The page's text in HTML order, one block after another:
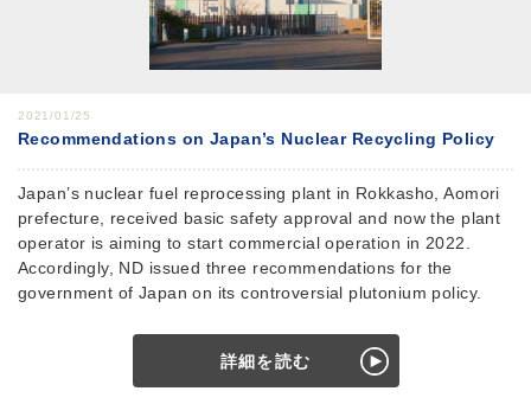
2021/01/25
Recommendations on Japan’s Nuclear Recycling Policy
Japan’s nuclear fuel reprocessing plant in Rokkasho, Aomori
prefecture, received basic safety approval and now the plant
operator is aiming to start commercial operation in 2022.
Accordingly, ND issued three recommendations for the
government of Japan on its controversial plutonium policy.
詳細を読む